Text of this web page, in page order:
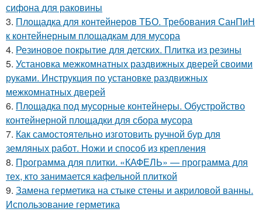
сифона для раковины
3. Площадка для контейнеров ТБО. Требования СанПиН
к контейнерным площадкам для мусора
4. Резиновое покрытие для детских. Плитка из резины
5. Установка межкомнатных раздвижных дверей своими
руками. Инструкция по установке раздвижных
межкомнатных дверей
6. Площадка под мусорные контейнеры. Обустройство
контейнерной площадки для сбора мусора
7. Как самостоятельно изготовить ручной бур для
земляных работ. Ножи и способ из крепления
8. Программа для плитки. «КАФЕЛЬ» — программа для
тех, кто занимается кафельной плиткой
9. Замена герметика на стыке стены и акриловой ванны.
Использование герметика